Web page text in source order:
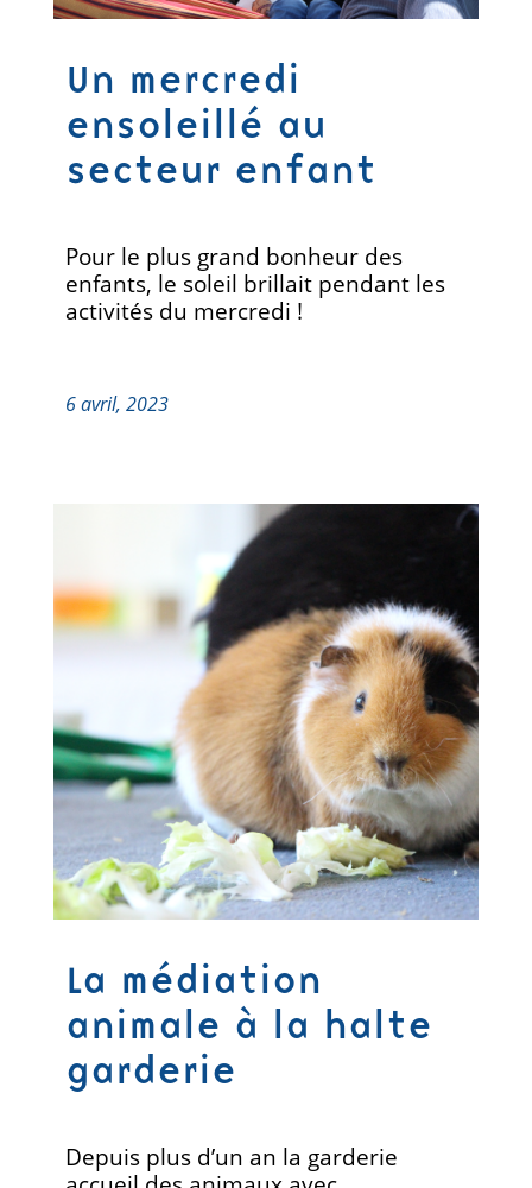
Un mercredi
ensoleillé au
secteur enfant
Pour le plus grand bonheur des
enfants, le soleil brillait pendant les
activités du mercredi !
6 avril, 2023
La médiation
animale à la halte
garderie
Depuis plus d’un an la garderie